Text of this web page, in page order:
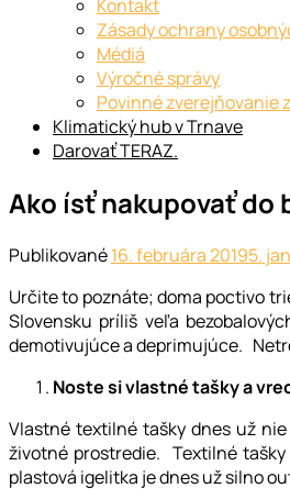
Kontakt
Zásady ochrany
Médiá
Výročné správy
Povinné zverejňovanie
Klimatický hub v Trnave
Darovať TERAZ.
Ako ísť nakupovať do
Publikované16. februára 20195.
Určite to poznáte; doma poctivo
Slovensku príliš veľa
demotivujúce a deprimujúce.
Noste si vlastné tašky a
Vlastné textilné tašky dnes už
životné prostredie. Textilné
plastová igelitka je dnes už silno